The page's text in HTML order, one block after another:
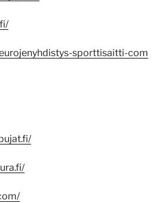
sporttisaitti-com